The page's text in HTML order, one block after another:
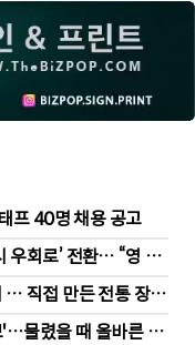
프 40명 채용 공고
우회로’ 전환… “영 스
… 직접 만든 전통 장류
'…물렸을 때 올바른 대